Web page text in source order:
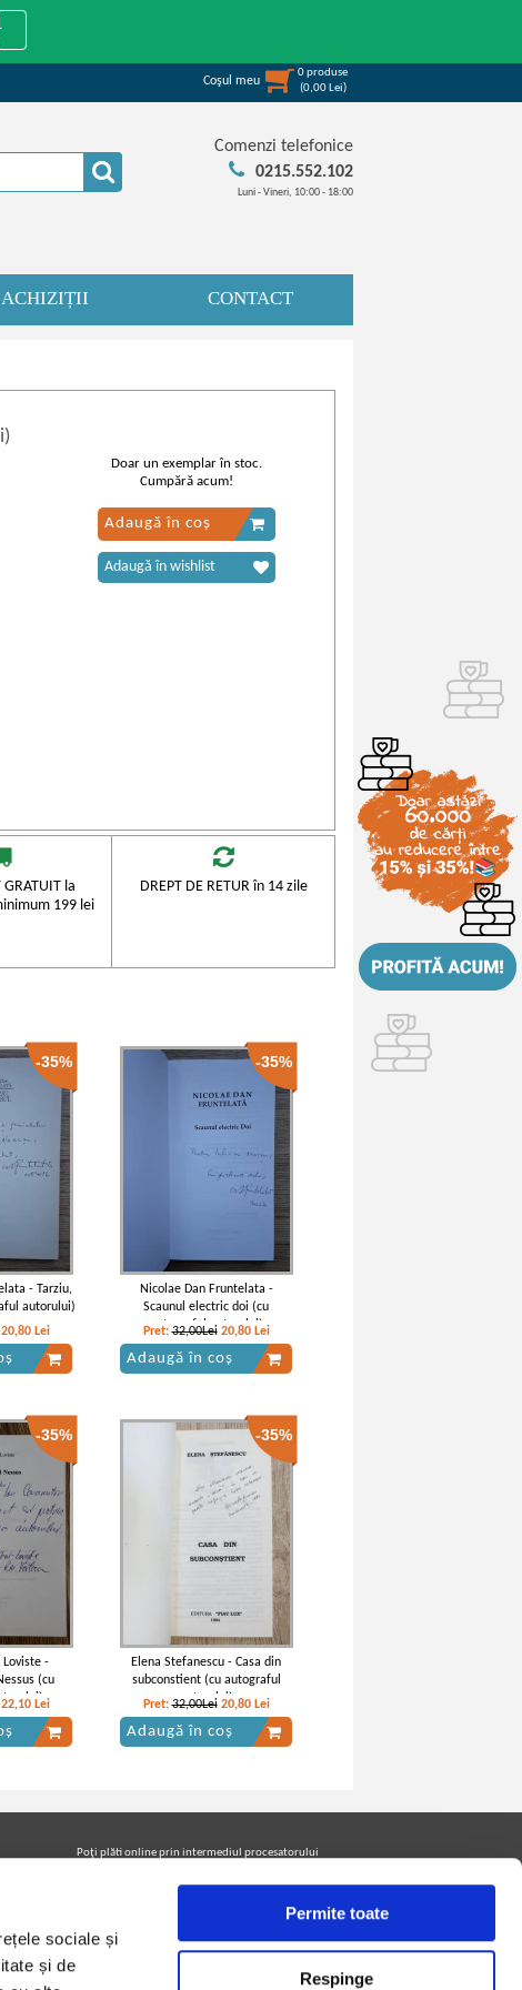
sociale și
și de
Permite toate
Respinge
Coşul meu
0produse
(0,00 Lei)
Comenzi telefonice
0215.552.102
Luni - Vineri, 10:00 - 18:00
ACHIZIȚII CONTACT
Doar un exemplar în stoc.
Cumpără acum!
Adaugă în coș
Adaugă în wishlist
GRATUIT la
199 lei
DREPT DE RETUR în 14 zile
-35%
- Tarziu,
autorului)
20,80 Lei
-35%
Nicolae Dan Fruntelata -
Scaunul electric doi (cu
autograful autorului)
Pret:32,00Lei 20,80 Lei
Adaugă în coș
-35%
-
(cu
22,10 Lei
-35%
Elena Stefanescu - Casa din
subconstient (cu autograful
autorului)
Pret:32,00Lei 20,80 Lei
Adaugă în coș
Poţi plăti online prin intermediul procesatorului
Urmăreşte-ne pe facebook pentru a fi la curent cu